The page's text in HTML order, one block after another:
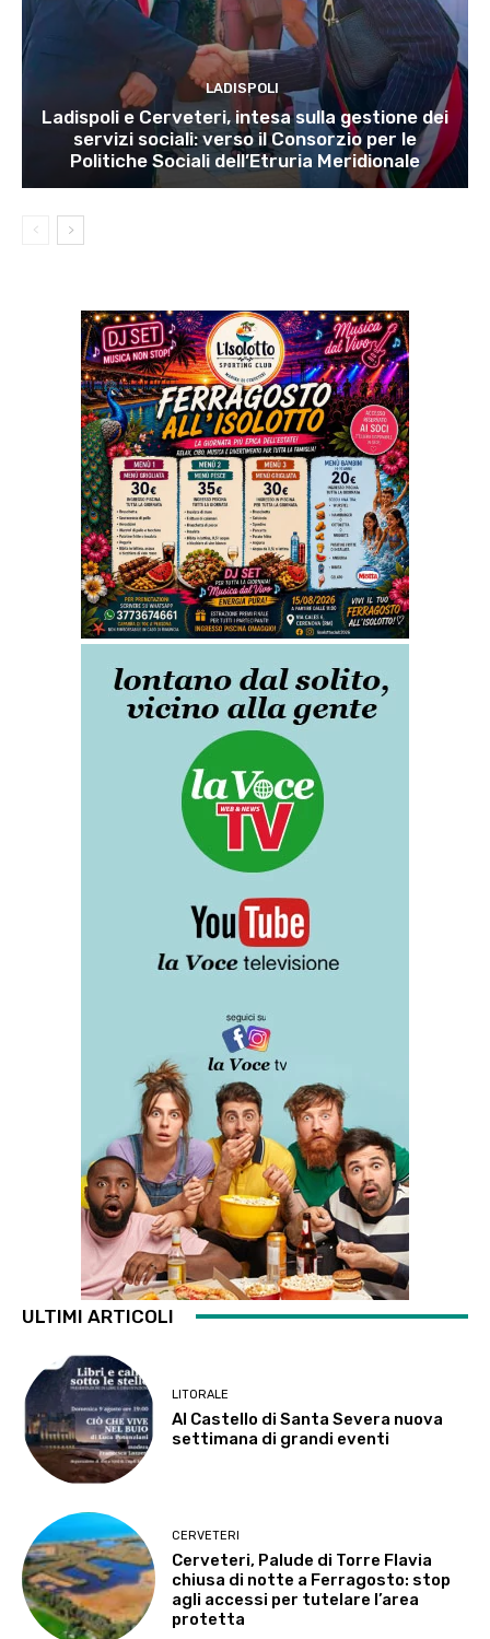
LADISPOLI
Ladispoli e Cerveteri, intesa sulla gestione dei
servizi sociali: verso il Consorzio per le
Politiche Sociali dell’Etruria Meridionale
ULTIMI ARTICOLI
LITORALE
Al Castello di Santa Severa nuova
settimana di grandi eventi
CERVETERI
Cerveteri, Palude di Torre Flavia
chiusa di notte a Ferragosto: stop
agli accessi per tutelare l’area
protetta